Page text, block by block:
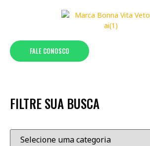
FALE CONOSCO
FILTRE SUA BUSCA